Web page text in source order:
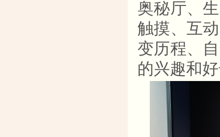
奥秘厅、
触摸、互
变历程、
的兴趣和